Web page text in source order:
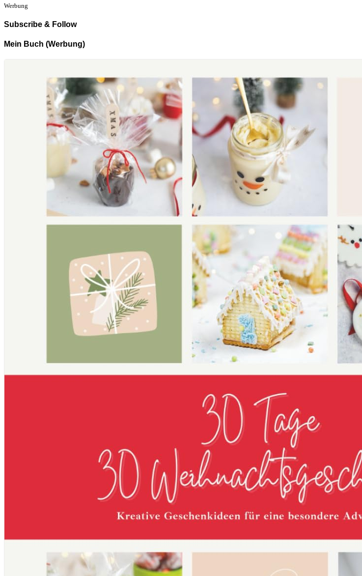
Werbung
Subscribe & Follow
Mein Buch (Werbung)